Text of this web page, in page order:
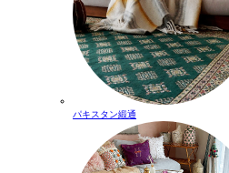
パキスタン緞通